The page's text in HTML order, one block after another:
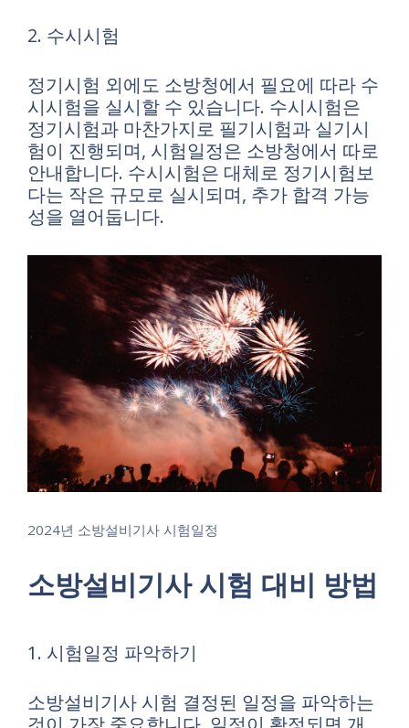
2. 수시시험
정기시험 외에도 소방청에서 필요에 따라 수
시시험을 실시할 수 있습니다. 수시시험은
정기시험과 마찬가지로 필기시험과 실기시
험이 진행되며, 시험일정은 소방청에서 따로
안내합니다. 수시시험은 대체로 정기시험보
다는 작은 규모로 실시되며, 추가 합격 가능
성을 열어둡니다.
2024년 소방설비기사 시험일정
소방설비기사 시험 대비 방법
1. 시험일정 파악하기
소방설비기사 시험 결정된 일정을 파악하는